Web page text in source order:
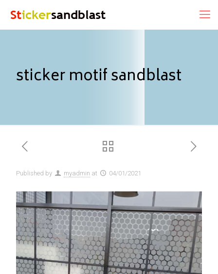
sticker motif sandblast
Published by myadmin at 04/01/2021